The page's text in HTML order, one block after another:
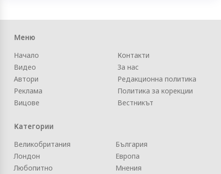
Меню
Начало
Видео
Автори
Реклама
Вицове
Контакти
За нас
Редакционна политика
Политика за корекции
Вестникът
Категории
Великобритания
Лондон
Любопитно
България
Европа
Мнения